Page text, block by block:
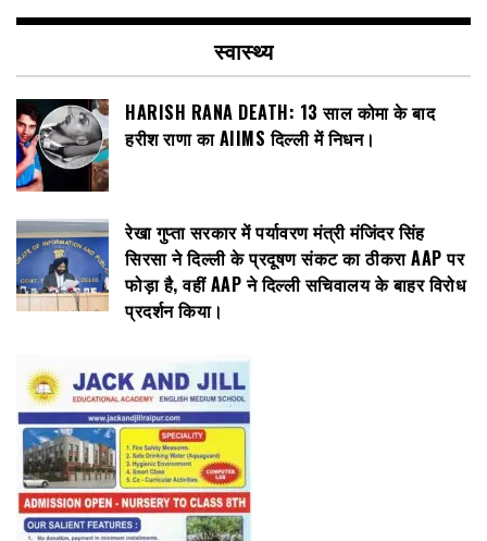
स्वास्थ्य
HARISH RANA DEATH: 13 साल कोमा के बाद
हरीश राणा का AIIMS दिल्ली में निधन।
रेखा गुप्ता सरकार में पर्यावरण मंत्री मंजिंदर सिंह
सिरसा ने दिल्ली के प्रदूषण संकट का ठीकरा AAP पर
फोड़ा है, वहीं AAP ने दिल्ली सचिवालय के बाहर विरोध
प्रदर्शन किया।